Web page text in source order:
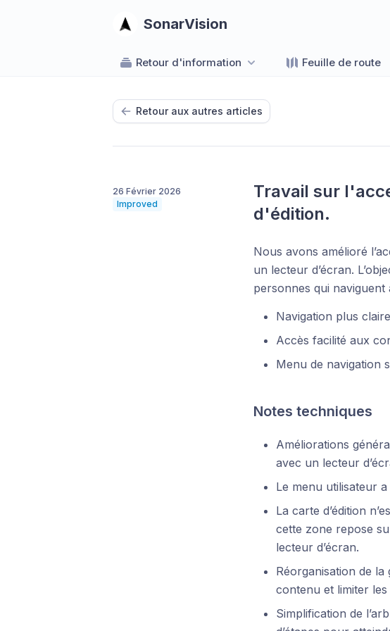
SonarVision
Retour d'information Feuille de route
Retour aux autres articles
26 Février 2026
Improved
Travail sur
d'édition.
Nous avons amélioré
un lecteur d’écran.
personnes qui naviguent
Navigation plus
Accès facilité aux
Menu de navigation
Notes techniques
Améliorations
avec un lecteur
Le menu utilisateur
La carte d’édition
cette zone repose
lecteur d’écran.
Réorganisation de
contenu et limiter les
Simplification de